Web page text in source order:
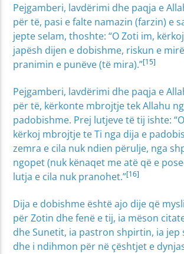
Pejgamberi, lavdërimi dhe paqja e
për të, pasi e falte namazin (farzin) e
jepte selam, thoshte: “O Zoti im,
japësh dijen e dobishme, riskun e
pranimin e punëve (të mira).”[15]
Pejgamberi, lavdërimi dhe paqja e
për të, kërkonte mbrojtje tek Allahu
padobishme. Prej lutjeve të tij ishte:
kërkoj mbrojtje te Ti nga dija e
zemra e cila nuk ndien përulje, nga
ngopet (nuk kënaqet me atë që e
lutja e cila nuk pranohet.”[16]
Dija e dobishme është ajo dije që
për Zotin dhe fenë e tij, ia mëson
dhe Sunetit, ia pastron shpirtin, ia jep
dhe i ndihmon për në çështjet e